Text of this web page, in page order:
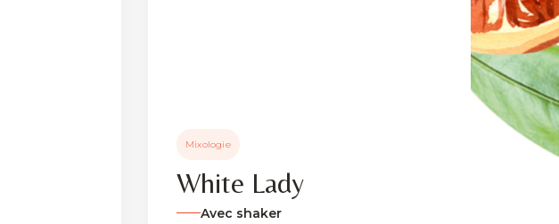
Mixologie
White Lady
Avec shaker
Un